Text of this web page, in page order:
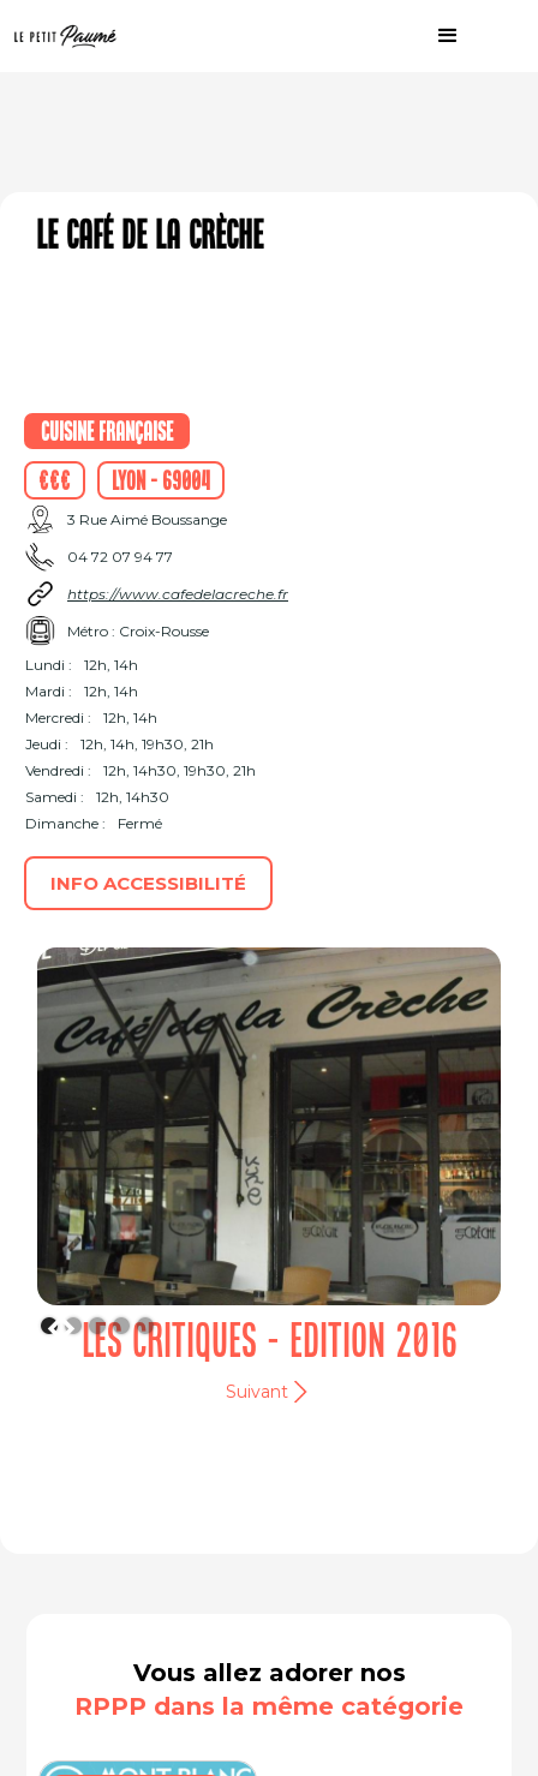
Le Café de la Crèche
Cuisine française
€€€
Lyon - 69004
3 Rue Aimé Boussange
04 72 07 94 77
https://www.cafedelacreche.fr
Métro : Croix-Rousse
Lundi :
12h, 14h
Mardi :
12h, 14h
Mercredi :
12h, 14h
Jeudi :
12h, 14h, 19h30, 21h
Vendredi :
12h, 14h30, 19h30, 21h
Samedi :
12h, 14h30
Dimanche :
Fermé
INFO ACCESSIBILITÉ
LES CRITIQUES - EDITION 2016
Suivant
Vous allez adorer nos
RPPP dans la même catégorie